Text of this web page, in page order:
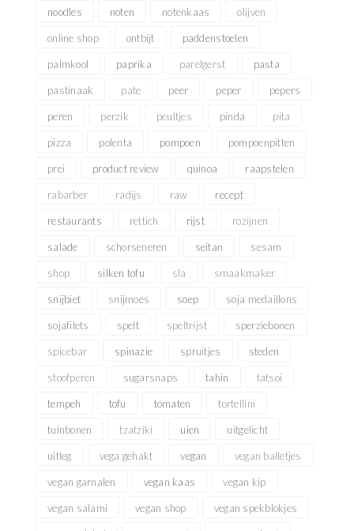
noodles noten notenkaas olijven
online shop ontbijt paddenstoelen
palmkool paprika parelgerst pasta
pastinaak pate peer peper pepers
peren perzik peultjes pinda pita
pizza polenta pompoen pompoenpitten
prei product review quinoa raapstelen
rabarber radijs raw recept
restaurants rettich rijst rozijnen
salade schorseneren seitan sesam
shop silken tofu sla smaakmaker
snijbiet snijmoes soep soja medaillons
sojafilets spelt speltrijst sperziebonen
spicebar spinazie spruitjes steden
stoofperen sugarsnaps tahin tatsoi
tempeh tofu tomaten tortellini
tuinbonen tzatziki uien uitgelicht
uitleg vega gehakt vegan vegan balletjes
vegan garnalen vegan kaas vegan kip
vegan salami vegan shop vegan spekblokjes